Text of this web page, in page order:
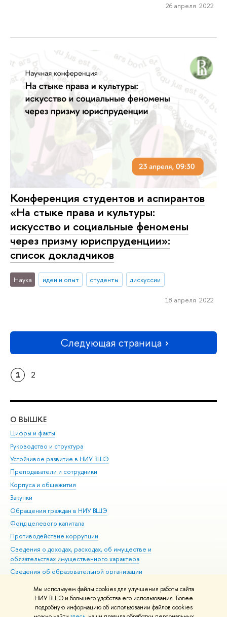
Мы используем файлы cookies для улучшения работы сайта
НИУ ВШЭ и большего удобства его использования. Более
подробную информацию об использовании файлов cookies
26 апреля 2022
Конференция студентов и аспирантов
«На стыке права и культуры:
искусство и социальные феномены
через призму юриспруденции»:
список докладчиков
Наука идеи и опыт студенты дискуссии
18 апреля 2022
Следующая страница
1 2
О ВЫШКЕ
Цифры и факты
Руководство и структура
Устойчивое развитие в НИУ ВШЭ
Преподаватели и сотрудники
Корпуса и общежития
Закупки
Обращения граждан в НИУ ВШЭ
Фонд целевого капитала
Противодействие коррупции
Сведения о доходах, расходах, об имуществе и
обязательствах имущественного характера
Сведения об образовательной организации
Людям с ограниченными возможностями здоровья
Единая платежная страница
Работа в Вышке